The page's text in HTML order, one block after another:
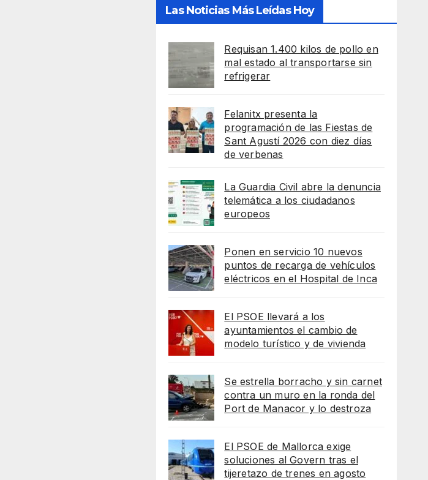
Las Noticias Más Leídas Hoy
Requisan 1.400 kilos de pollo en
mal estado al transportarse sin
refrigerar
Felanitx presenta la
programación de las Fiestas de
Sant Agustí 2026 con diez días
de verbenas
La Guardia Civil abre la denuncia
telemática a los ciudadanos
europeos
Ponen en servicio 10 nuevos
puntos de recarga de vehículos
eléctricos en el Hospital de Inca
El PSOE llevará a los
ayuntamientos el cambio de
modelo turístico y de vivienda
Se estrella borracho y sin carnet
contra un muro en la ronda del
Port de Manacor y lo destroza
El PSOE de Mallorca exige
soluciones al Govern tras el
tijeretazo de trenes en agosto